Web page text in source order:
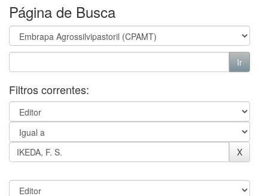
Página de Busca
Filtros correntes: